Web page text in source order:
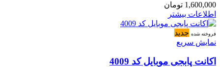
1,600,000 تومان
اطلاعات بیشتر
فروخته شده جدید
نمایش سریع
اکانت پابجی موبایل کد 4009